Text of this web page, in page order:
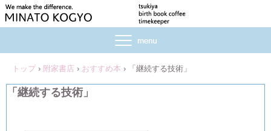
トップ › 附家書店 › おすすめ本 › 「継続する技術」
「継続する技術」